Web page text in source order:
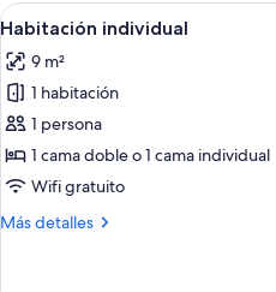
Ver
todas
las
fotos
de
Habitación
individual
4
Habitación individual
9 m²
1 habitación
1 persona
1 cama doble o 1 cama individual
Wifi gratuito
Más detalles
Más